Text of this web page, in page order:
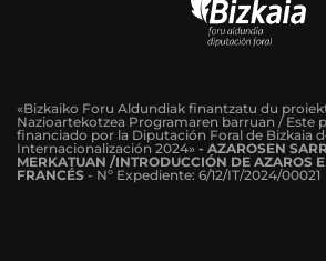
«Bizkaiko Foru Aldundiak finantzatu du
Nazioartekotzea Programaren barruan / Este
financiado por la Diputación Foral de Bizkaia
Internacionalización 2024» - AZAROSEN
MERKATUAN /INTRODUCCIÓN DE AZAROS
FRANCÉS - Nº Expediente: 6/12/IT/2024/00021